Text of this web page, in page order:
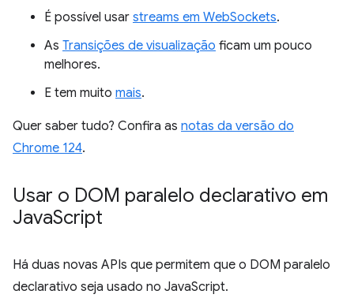
É possível usar streams em WebSockets.
As Transições de visualização ficam um pouco
melhores.
E tem muito mais.
Quer saber tudo? Confira as notas da versão do
Chrome 124.
Usar o DOM paralelo declarativo em
JavaScript
Há duas novas APIs que permitem que o DOM paralelo
declarativo seja usado no JavaScript.